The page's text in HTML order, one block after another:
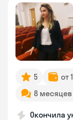
5
от
8
Окончила